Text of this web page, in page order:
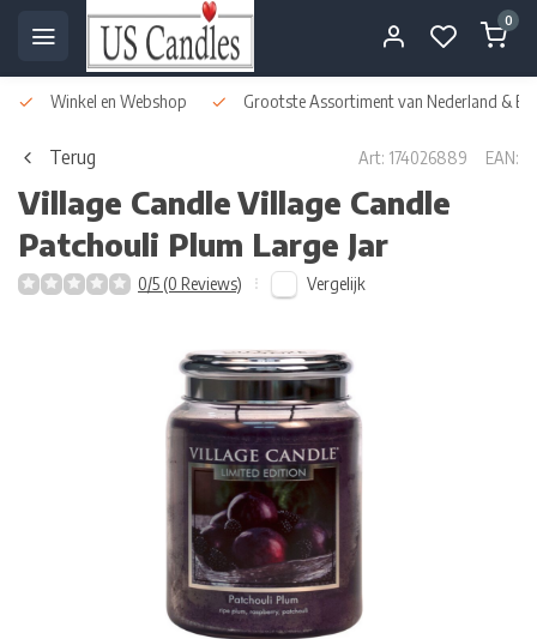
0
Winkel en Webshop Grootste Assortiment van Nederland &
Terug Art: 174026889 EAN:
Village CandleVillage Candle
Patchouli Plum Large Jar
0/5 (0 Reviews) Vergelijk